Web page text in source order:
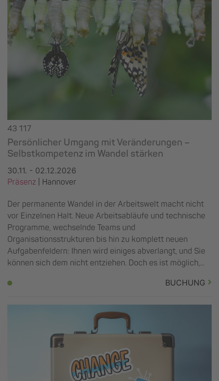
43 117
Persönlicher Umgang mit Veränderungen –
Selbstkompetenz im Wandel stärken
30.11. - 02.12.2026
Präsenz
Hannover
Der permanente Wandel in der Arbeitswelt macht nicht
vor Einzelnen Halt. Neue Arbeitsabläufe und technische
Programme, wechselnde Teams und
Organisationsstrukturen bis hin zu komplett neuen
Aufgabenfeldern: Ihnen wird einiges abverlangt, und Sie
können sich dem nicht entziehen. Doch es ist möglich,...
BUCHUNG